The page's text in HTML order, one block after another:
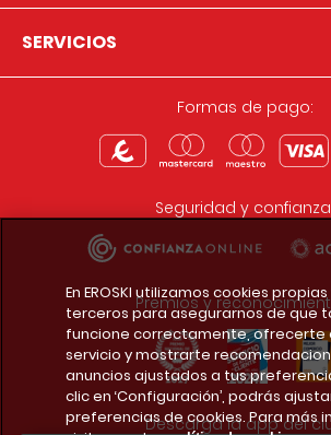
SERVICIOS
Formas de pago:
Seguridad y
Premios y
Descarga la app del
En EROSKI utilizamos cookies
terceros para asegurarnos de que
funcione correctamente, ofrecerte
servicio y mostrarte
anuncios ajustados a tus
clic en ‘Configuración’, podrás
preferencias de cookies. Para más